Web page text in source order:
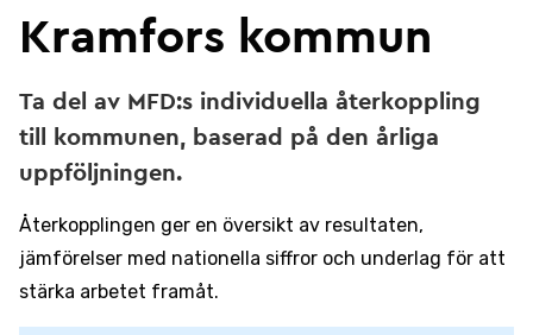
Kramfors kommun
Ta del av MFD:s individuella återkoppling
till kommunen, baserad på den årliga
uppföljningen.
Återkopplingen ger en översikt av resultaten,
jämförelser med nationella siffror och underlag för att
stärka arbetet framåt.